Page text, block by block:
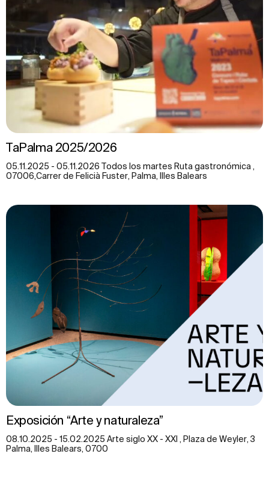
TaPalma 2025/2026
05.11.2025 - 05.11.2026 Todos los martes Ruta gastronómica ,
07006,Carrer de Felicià Fuster, Palma, Illes Balears
Exposición “Arte y naturaleza”
08.10.2025 - 15.02.2025 Arte siglo XX - XXI , Plaza de Weyler, 3
Palma, Illes Balears, 0700